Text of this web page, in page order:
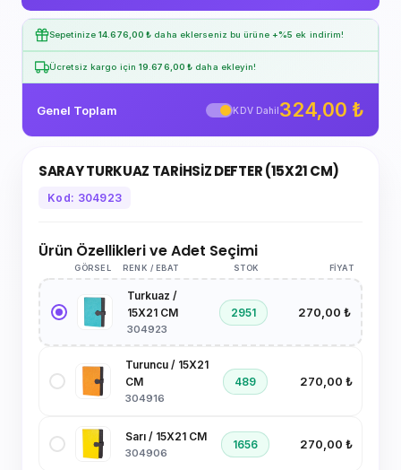
Sepetinize14.676,00 ₺ daha eklerseniz bu ürüne +%5 ek indirim!
Ücretsiz kargo için 19.676,00 ₺ daha ekleyin!
Genel Toplam KDV Dahil324,00 ₺
SARAY TURKUAZ TARİHSİZ DEFTER (15X21 CM)
Kod: 304923
Ürün Özellikleri ve Adet Seçimi
GÖRSEL RENK / EBAT STOK FIYAT
Turkuaz /
15X21 CM
304923
2951 270,00 ₺
Turuncu / 15X21
CM
304916
489 270,00 ₺
Sarı / 15X21 CM
304906
1656 270,00 ₺